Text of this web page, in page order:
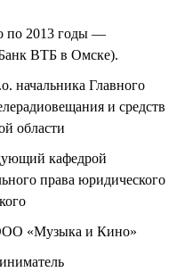
2013 годы —
ВТБ в Омске).
Главного
и средств
области
кафедрой
права юридического
«Музыка и Кино»